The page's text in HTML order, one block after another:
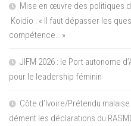
Mise en œuvre des politiques
Koidio : « Il faut dépasser les
compétence… »
JIFM 2026 : le Port autonome
pour le leadership féminin
Côte d’Ivoire/Prétendu
dément les déclarations du